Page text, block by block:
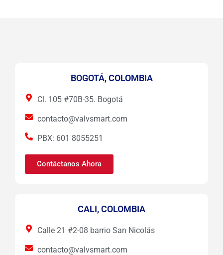
BOGOTÁ, COLOMBIA
Cl. 105 #70B-35. Bogotá
contacto@valvsmart.com
PBX: 601 8055251
Contáctanos Ahora
CALI, COLOMBIA
Calle 21 #2-08 barrio San Nicolás
contacto@valvsmart.com